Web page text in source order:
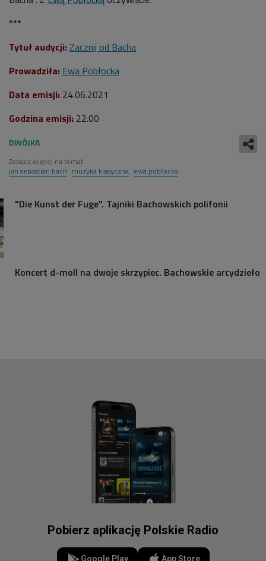
***
Tytuł audycji: Zacznij od Bacha
Prowadziła: Ewa Pobłocka
Data emisji: 24.06.2021
Godzina emisji: 22.00
Zobacz więcej na temat:
jan sebastian bach muzyka klasyczna ewa pobłocka
"Die Kunst der Fuge". Tajniki Bachowskich polifonii
Koncert d-moll na dwoje skrzypiec. Bachowskie arcydzieło
Pobierz aplikację Polskie Radio
Google Play App Store